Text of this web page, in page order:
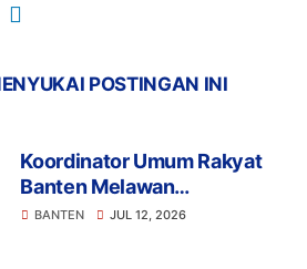
POSTINGAN INI
Koordinator Umum Rakyat
Banten Melawan
Mengapresiasi Komitmen
BANTEN JUL 12, 2026